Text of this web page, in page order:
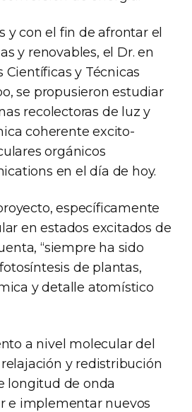
con el fin de afrontar el
y renovables, el Dr. en
Científicas y Técnicas
se propusieron estudiar
recolectoras de luz y
coherente excito-
orgánicos
en el día de hoy.
específicamente
en estados excitados de
“siempre ha sido
de plantas,
y detalle atomístico
a nivel molecular del
y redistribución
longitud de onda
e implementar nuevos